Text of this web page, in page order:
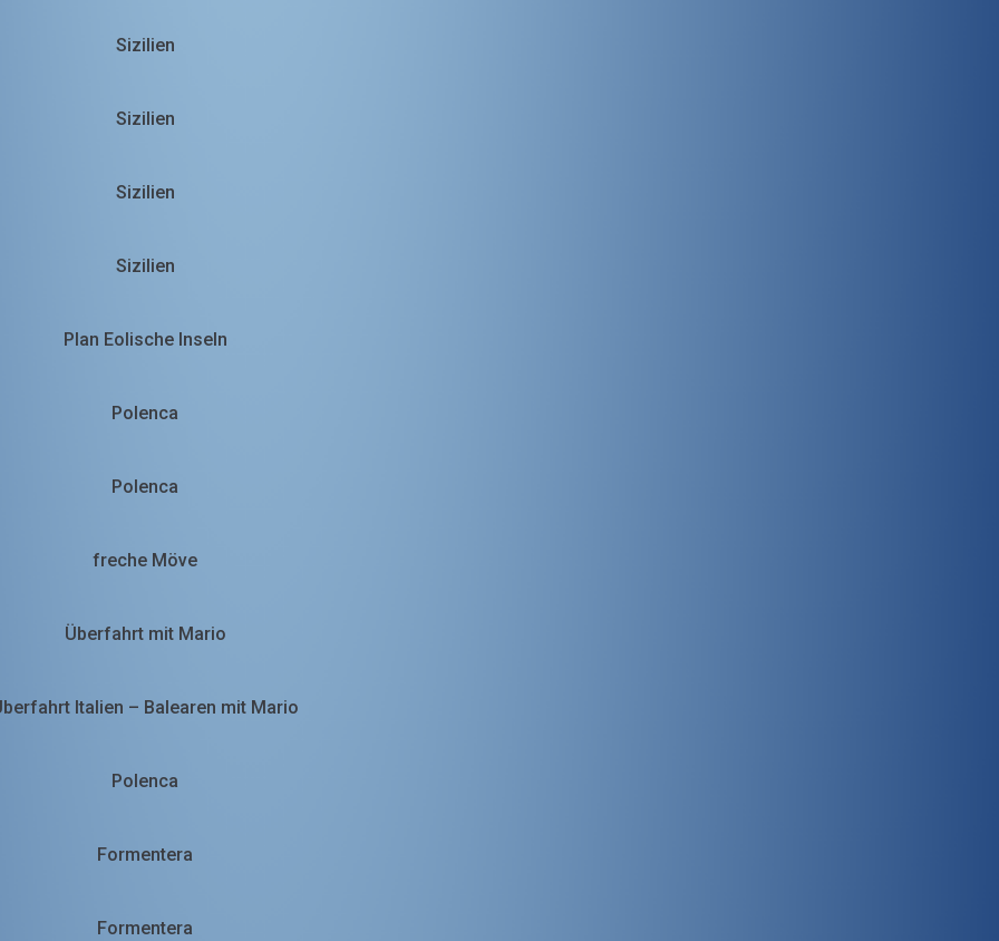
Sizilien
Sizilien
Sizilien
Sizilien
Plan Eolische Inseln
Polenca
Polenca
freche Möve
Überfahrt mit Mario
Italien – Balearen mit Mario
Polenca
Formentera
Formentera